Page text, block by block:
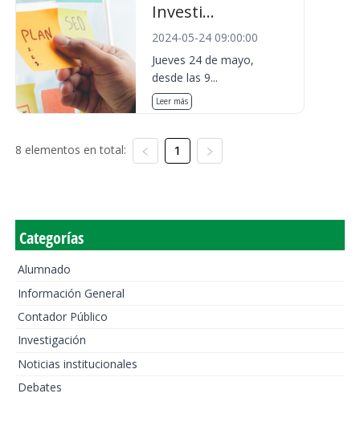
Investi...
2024-05-24 09:00:00
Jueves 24 de mayo,
desde las 9...
Leer más
8 elementos en total: 1
Categorías
Alumnado
Información General
Contador Público
Investigación
Noticias institucionales
Debates